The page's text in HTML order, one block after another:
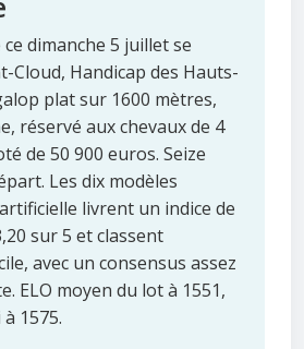
dimanche 5 juillet se
Cloud, Handicap des Hauts-
plat sur 1600 mètres,
réservé aux chevaux de 4
de 50 900 euros. Seize
Les dix modèles
livrent un indice de
sur 5 et classent
avec un consensus assez
ELO moyen du lot à 1551,
1575.